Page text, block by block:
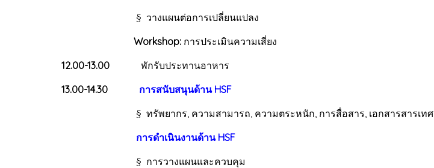
§ วางแผนต่อการเปลี่ยนแปลง
Workshop: การประเมินความเสี่ยง
12.00-13.00 พักรับประทานอาหาร
13.00-14.30
การสนับสนุนด้าน HSF
§ ทรัพยากร, ความสามารถ, ความตระหนัก, การสื่อสาร, เอกสารสารเทศ
การดำเนินงานด้าน HSF
§ การวางแผนและควบคุม